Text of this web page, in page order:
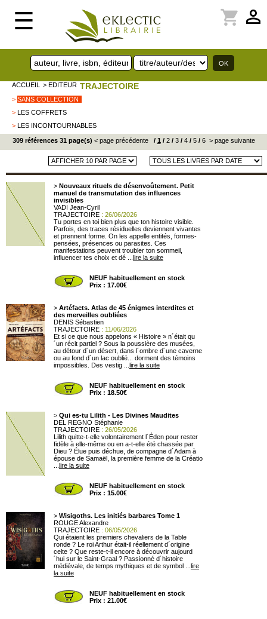
☰ perm_identity
shopping_cart
ACCUEIL > EDITEUR TRAJECTOIRE
> SANS COLLECTION
> LES COFFRETS
> LES INCONTOURNABLES
309 références 31 page(s) < page précédente/ 1 /2/3/4/5/6 > page suivante
> Nouveaux rituels de désenvoûtement. Petit
manuel de transmutation des influences
invisibles
VADI Jean-Cyril
TRAJECTOIRE : 26/06/2026
Tu portes en toi bien plus que ton histoire visible.
Parfois, des traces résiduelles deviennent vivantes
et prennent forme. On les appelle entités, formes-
pensées, présences ou parasites. Ces
manifestations peuvent troubler ton sommeil,
influencer tes choix et dé ... lire la suite
NEUF habituellement en stock
Prix : 17.00€
> Artéfacts. Atlas de 45 énigmes interdites et
des merveilles oubliées
DENIS Sébastien
TRAJECTOIRE : 11/06/2026
Et si ce que nous appelons « Histoire » n´était qu
´un récit partiel ? Sous la poussière des musées,
au détour d´un désert, dans l´ombre d´une caverne
ou au fond d´un lac oublié... dorment des témoins
impossibles. Des vestig ... lire la suite
NEUF habituellement en stock
Prix : 18.50€
> Qui es-tu Lilith - Les Divines Maudites
DEL REGNO Stéphanie
TRAJECTOIRE : 26/05/2026
Lilith quitte-t-elle volontairement l´Éden pour rester
fidèle à elle-même ou en a-t-elle été chassée par
Dieu ? Élue puis déchue, de compagne d´Adam à
épouse de Samaël, la première femme de la Créatio
lire la suite
NEUF habituellement en stock
Prix : 15.00€
> Wisigoths. Les initiés barbares Tome 1
ROUGE Alexandre
TRAJECTOIRE : 06/05/2026
Qui étaient les premiers chevaliers de la Table
ronde ? Le roi Arthur était-il réellement d´origine
celte ? Que reste-t-il encore à découvrir aujourd
´hui sur le Saint-Graal ? Passionné d´histoire
médiévale, de temps mythiques et de symbol ... lire
la suite
NEUF habituellement en stock
Prix : 21.00€